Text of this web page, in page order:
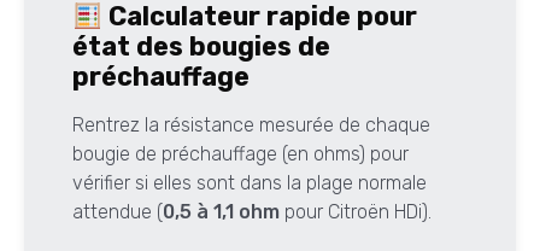
Calculateur rapide pour
état des bougies de
préchauffage
Rentrez la résistance mesurée de chaque
bougie de préchauffage (en ohms) pour
vérifier si elles sont dans la plage normale
attendue (0,5 à 1,1 ohm pour Citroën HDi).